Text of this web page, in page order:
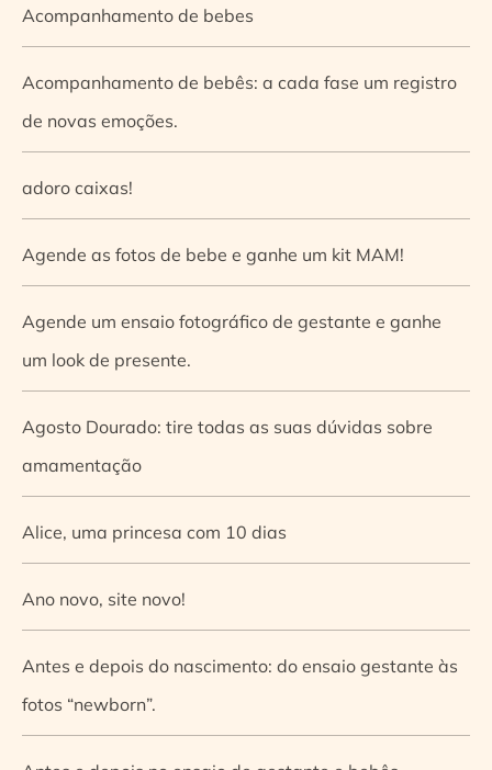
Acompanhamento de bebes
Acompanhamento de bebês: a cada fase um registro
de novas emoções.
adoro caixas!
Agende as fotos de bebe e ganhe um kit MAM!
Agende um ensaio fotográfico de gestante e ganhe
um look de presente.
Agosto Dourado: tire todas as suas dúvidas sobre
amamentação
Alice, uma princesa com 10 dias
Ano novo, site novo!
Antes e depois do nascimento: do ensaio gestante às
fotos “newborn”.